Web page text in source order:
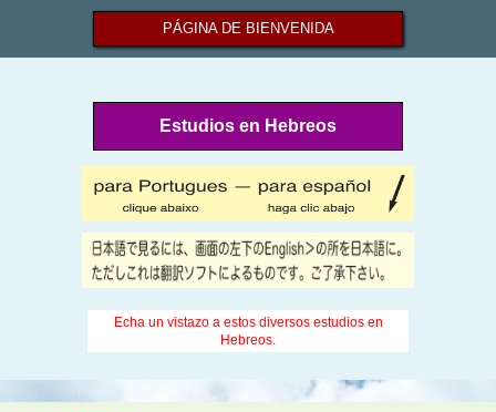
PÁGINA DE BIENVENIDA
Estudios en Hebreos
Echa un vistazo a estos diversos estudios en
Hebreos.